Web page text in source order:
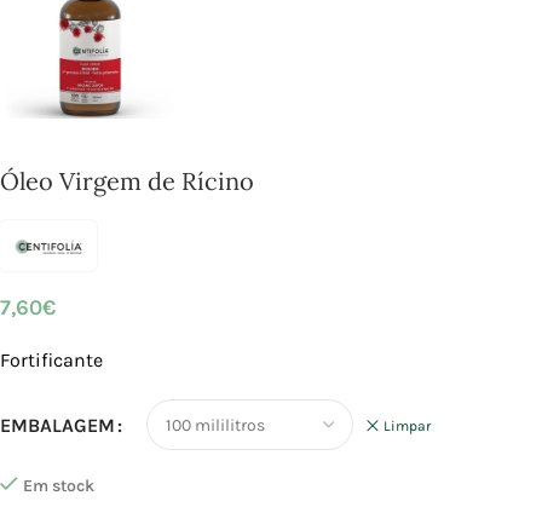
Óleo Virgem de Rícino
7,60€
Fortificante
EMBALAGEM Limpar
Em stock